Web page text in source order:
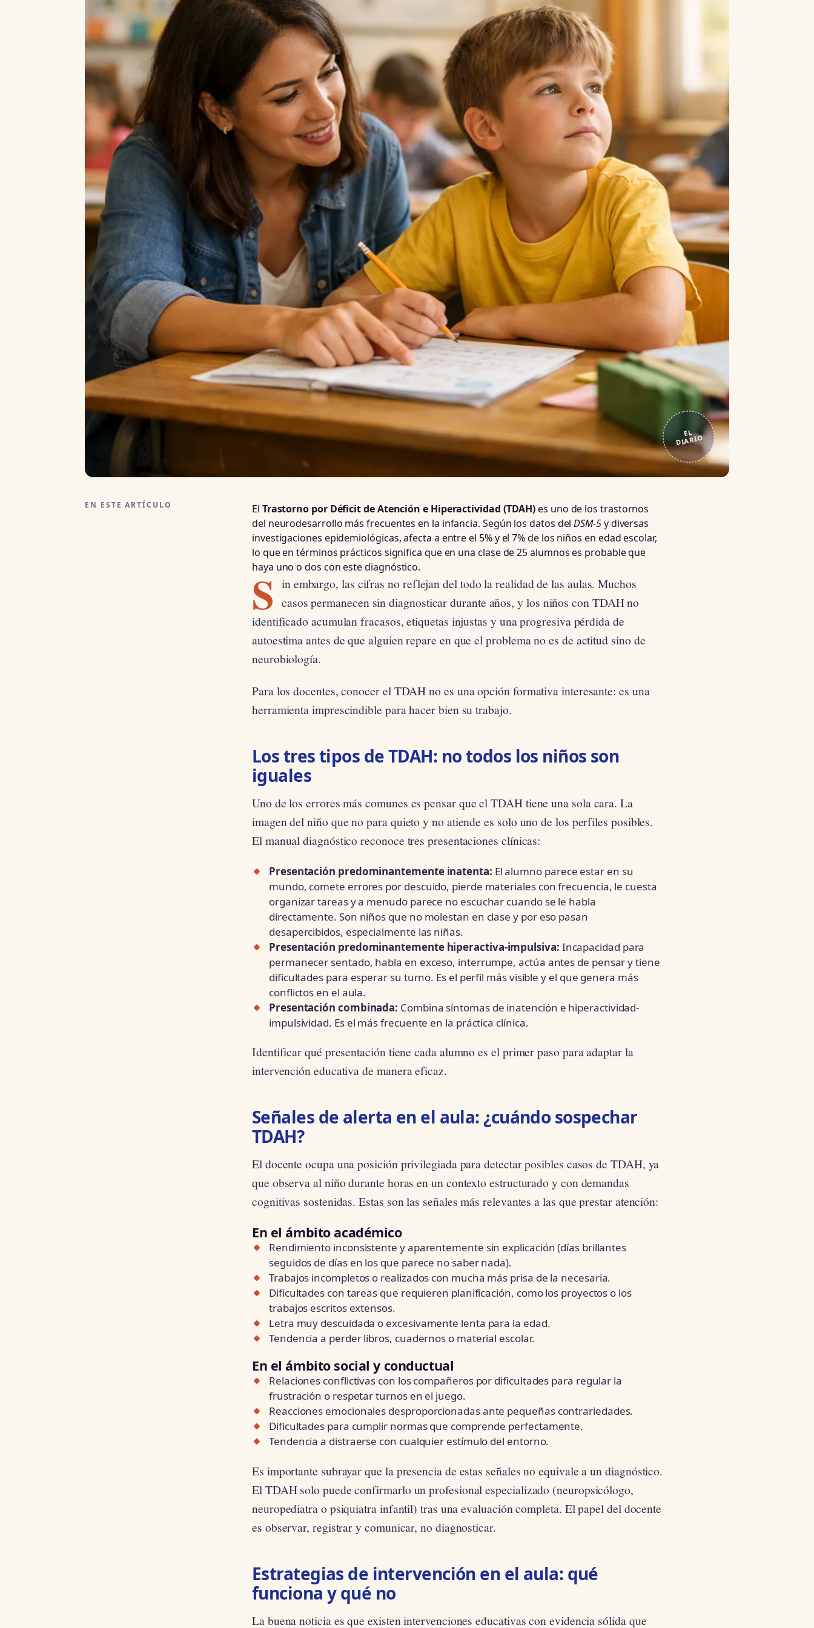
EL
DIARIO
EN ESTE ARTÍCULO El Trastorno por Déficit de Atención e Hiperactividad (TDAH)es uno de los trastornos
del neurodesarrollo más frecuentes en la infancia. Según los datos delDSM-5y diversas
investigaciones epidemiológicas, afecta a entre el 5% y el 7% de los niños en edad escolar,
lo que en términos prácticos significa que en una clase de 25 alumnos es probable que
haya uno o dos con este diagnóstico.
S in embargo, las cifras no reflejan del todo la realidad de las aulas. Muchos
casos permanecen sin diagnosticar durante años, y los niños con TDAH no
identificado acumulan fracasos, etiquetas injustas y una progresiva pérdida de
autoestima antes de que alguien repare en que el problema no es de actitud sino de
neurobiología.
Para los docentes, conocer el TDAH no es una opción formativa interesante: es una
herramienta imprescindible para hacer bien su trabajo.
Los tres tipos de TDAH: no todos los niños son
iguales
Uno de los errores más comunes es pensar que el TDAH tiene una sola cara. La
imagen del niño que no para quieto y no atiende es solo uno de los perfiles posibles.
El manual diagnóstico reconoce tres presentaciones clínicas:
Presentación predominantemente inatenta: El alumno parece estar en su
mundo, comete errores por descuido, pierde materiales con frecuencia, le cuesta
organizar tareas y a menudo parece no escuchar cuando se le habla
directamente. Son niños que no molestan en clase y por eso pasan
desapercibidos, especialmente las niñas.
Presentación predominantemente hiperactiva-impulsiva: Incapacidad para
permanecer sentado, habla en exceso, interrumpe, actúa antes de pensar y tiene
dificultades para esperar su turno. Es el perfil más visible y el que genera más
conflictos en el aula.
Presentación combinada: Combina síntomas de inatención e hiperactividad-
impulsividad. Es el más frecuente en la práctica clínica.
Identificar qué presentación tiene cada alumno es el primer paso para adaptar la
intervención educativa de manera eficaz.
Señales de alerta en el aula: ¿cuándo sospechar
TDAH?
El docente ocupa una posición privilegiada para detectar posibles casos de TDAH, ya
que observa al niño durante horas en un contexto estructurado y con demandas
cognitivas sostenidas. Estas son las señales más relevantes a las que prestar atención:
En el ámbito académico
Rendimiento inconsistente y aparentemente sin explicación (días brillantes
seguidos de días en los que parece no saber nada).
Trabajos incompletos o realizados con mucha más prisa de la necesaria.
Dificultades con tareas que requieren planificación, como los proyectos o los
trabajos escritos extensos.
Letra muy descuidada o excesivamente lenta para la edad.
Tendencia a perder libros, cuadernos o material escolar.
En el ámbito social y conductual
Relaciones conflictivas con los compañeros por dificultades para regular la
frustración o respetar turnos en el juego.
Reacciones emocionales desproporcionadas ante pequeñas contrariedades.
Dificultades para cumplir normas que comprende perfectamente.
Tendencia a distraerse con cualquier estímulo del entorno.
Es importante subrayar que la presencia de estas señales no equivale a un diagnóstico.
El TDAH solo puede confirmarlo un profesional especializado (neuropsicólogo,
neuropediatra o psiquiatra infantil) tras una evaluación completa. El papel del docente
es observar, registrar y comunicar, no diagnosticar.
Estrategias de intervención en el aula: qué
funciona y qué no
La buena noticia es que existen intervenciones educativas con evidencia sólida que